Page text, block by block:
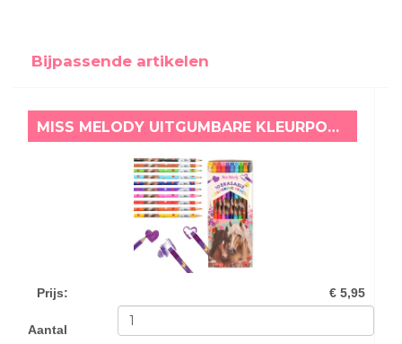
Bijpassende artikelen
MISS MELODY UITGUMBARE KLEURPOTLODEN BLOEMEN
Prijs: € 5,95
Aantal